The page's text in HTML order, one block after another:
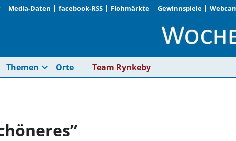
Media-Daten facebook-RSS Flohmärkte Gewinnspiele
„Es gibt nichts
Themen expand_more Orte Team Rynkeby